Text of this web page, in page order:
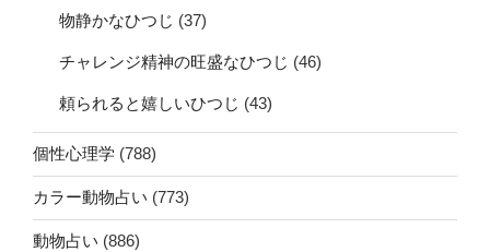
物静かなひつじ (37)
チャレンジ精神の旺盛なひつじ (46)
頼られると嬉しいひつじ (43)
個性心理学 (788)
カラー動物占い (773)
動物占い (886)